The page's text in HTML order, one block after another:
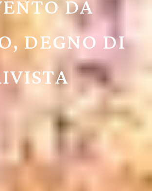
DA
DEGNO DI